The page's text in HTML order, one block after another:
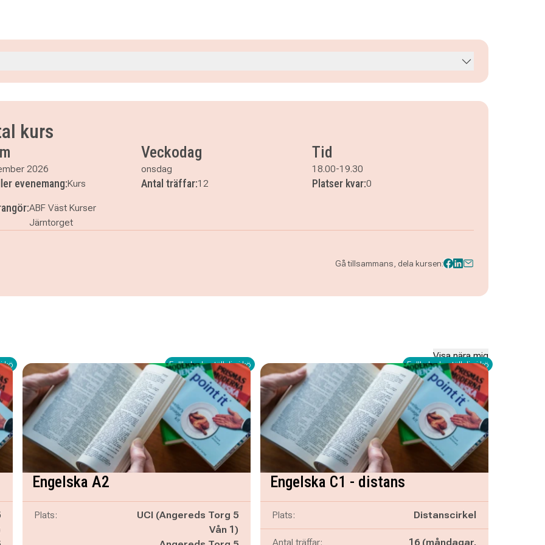
kurs
2026
Veckodag
onsdag
Tid
18.00-19.30
evenemang:Kurs Antal träffar:12 Platser kvar:0
ABF Väst Kurser
Järntorget
avancerad - digital kurs Gå tillsammans, dela kursen:
Visa nära mig
kö Fullbokad - ställ dig i kö
Engelska A2
Plats:
UCI (Angereds Torg 5
Vån 1)
Fullbokad - ställ dig i kö
Engelska C1 - distans
Plats: Distanscirkel
Antal träffar: 16 (måndagar,